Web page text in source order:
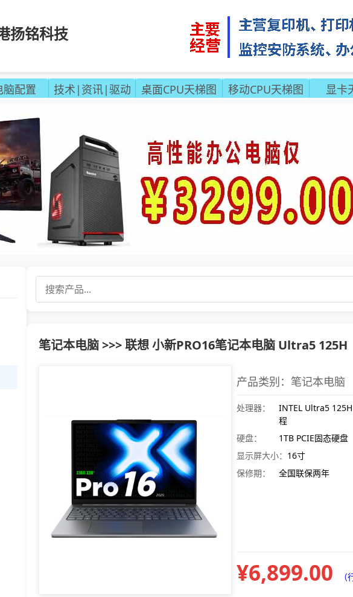
扬铭科技
脑配置 技术|资讯|驱动 桌面CPU天梯图 移动CPU天梯图 显卡
笔记本电脑 >>> 联想 小新PRO16笔记本电脑 Ultra5 125H
产品类别：笔记本电脑
处理器：
INTEL Ultra5
程
硬盘： 1TB PCIE固态硬盘
显示屏大小： 16寸
保修期：
全国联保两年
¥6,899.00